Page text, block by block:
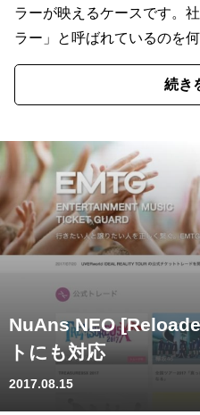
ラーが映えるケースです。
ラー」と呼ばれているのを
続き
NuAns NEO
トにも対応
2017.08.15